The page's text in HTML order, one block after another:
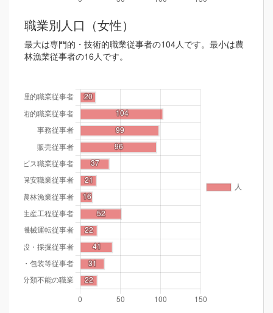
職業別人口（女性）
最大は専門的・技術的職業従事者の104人です。最小は農
林漁業従事者の16人です。